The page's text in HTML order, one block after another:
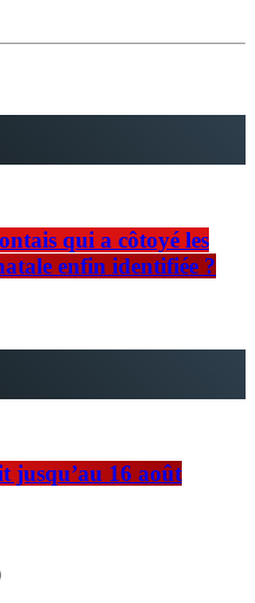
qui a côtoyé les
enfin identifiée ?
jusqu’au 16 août